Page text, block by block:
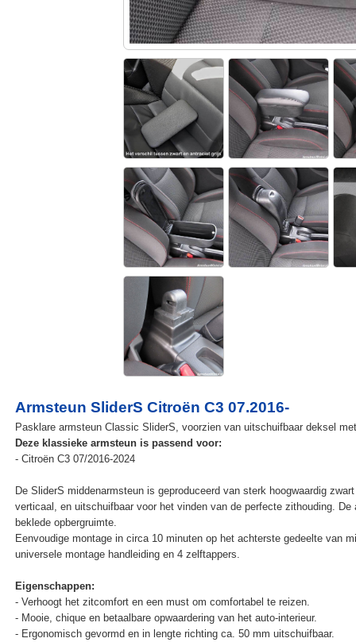
Armsteun SliderS Citroën C3 07.2016-
Pasklare armsteun Classic SliderS, voorzien van uitschuifbaar deksel
Deze klassieke armsteun is passend voor:
- Citroën C3 07/2016-2024
De SliderS middenarmsteun is geproduceerd van sterk hoogwaardig
verticaal, en uitschuifbaar voor het vinden van de perfecte zithouding.
beklede opbergruimte.
Eenvoudige montage in circa 10 minuten op het achterste gedeelte van
universele montage handleiding en 4 zelftappers.
Eigenschappen:
- Verhoogt het zitcomfort en een must om comfortabel te reizen.
- Mooie, chique en betaalbare opwaardering van het auto-interieur.
- Ergonomisch gevormd en in lengte richting ca. 50 mm uitschuifbaar.